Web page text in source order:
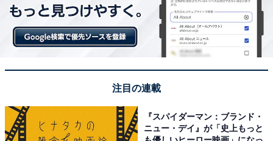
注目の連載
『スパイダーマン：ブランド・
ニュー・デイ』が「史上もっと